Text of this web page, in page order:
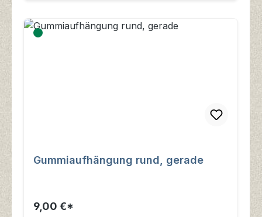
Gummiaufhängung rund, gerade
9,00 €*